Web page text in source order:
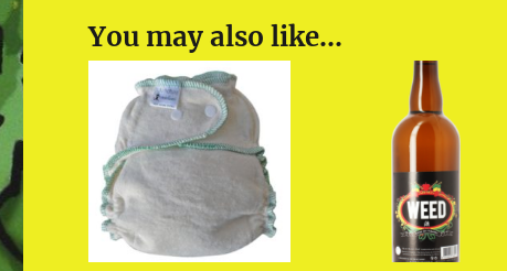
You may also like…